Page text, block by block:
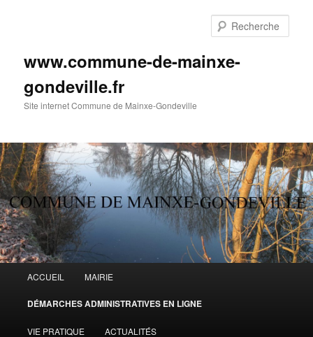
www.commune-de-mainxe-
gondeville.fr
Site internet Commune de Mainxe-Gondeville
principal
ACCUEIL MAIRIE
DÉMARCHES ADMINISTRATIVES EN LIGNE
VIE PRATIQUE ACTUALITÉS